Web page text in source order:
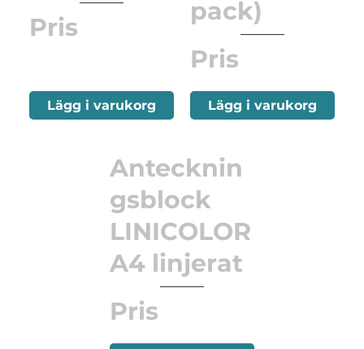
Pris
Lägg i varukorg
pack)
Pris
Lägg i varukorg
Antecknin
gsblock
LINICOLOR
A4 linjerat
Pris